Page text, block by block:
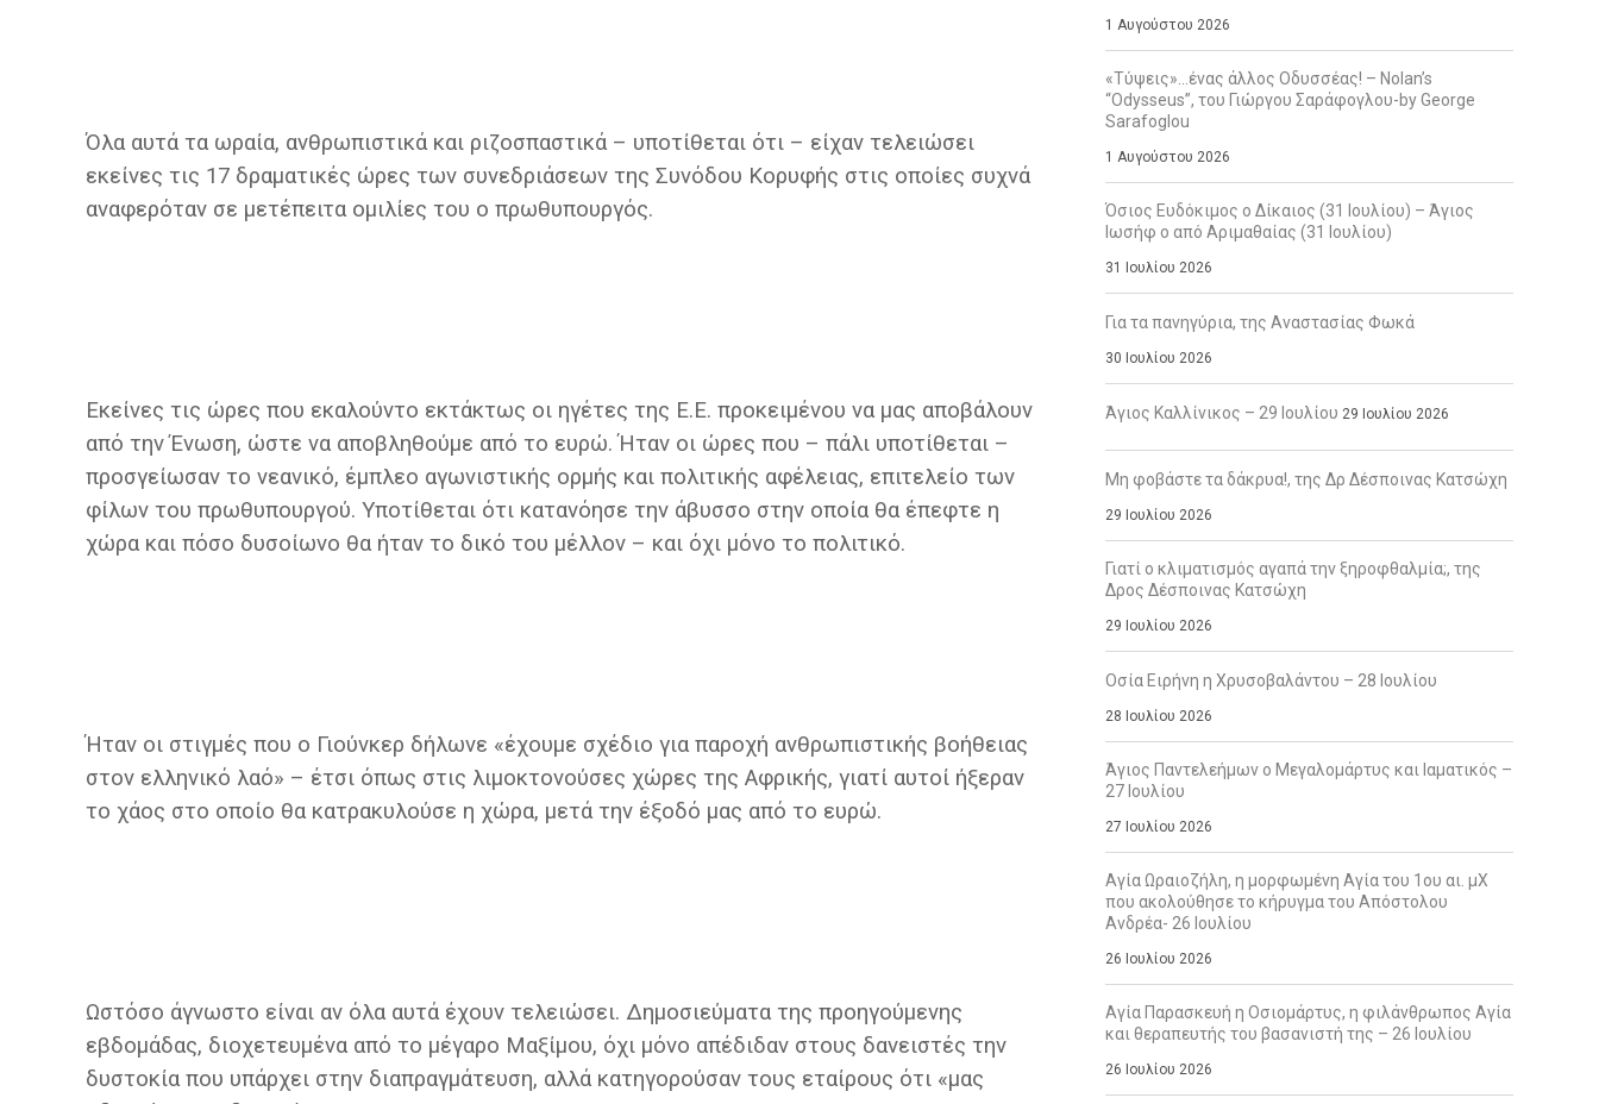
Όλα αυτά τα ωραία, ανθρωπιστικά και ριζοσπαστικά – υποτίθεται ότι – είχαν τελειώσει
εκείνες τις 17 δραματικές ώρες των συνεδριάσεων της Συνόδου Κορυφής στις οποίες συχνά
αναφερόταν σε μετέπειτα ομιλίες του ο πρωθυπουργός.
Εκείνες τις ώρες που εκαλούντο εκτάκτως οι ηγέτες της Ε.Ε. προκειμένου να μας αποβάλουν
από την Ένωση, ώστε να αποβληθούμε από το ευρώ. Ήταν οι ώρες που – πάλι υποτίθεται –
προσγείωσαν το νεανικό, έμπλεο αγωνιστικής ορμής και πολιτικής αφέλειας, επιτελείο των
φίλων του πρωθυπουργού. Υποτίθεται ότι κατανόησε την άβυσσο στην οποία θα έπεφτε η
χώρα και πόσο δυσοίωνο θα ήταν το δικό του μέλλον – και όχι μόνο το πολιτικό.
Ήταν οι στιγμές που ο Γιούνκερ δήλωνε «έχουμε σχέδιο για παροχή ανθρωπιστικής βοήθειας
στον ελληνικό λαό» – έτσι όπως στις λιμοκτονούσες χώρες της Αφρικής, γιατί αυτοί ήξεραν
το χάος στο οποίο θα κατρακυλούσε η χώρα, μετά την έξοδό μας από το ευρώ.
Ωστόσο άγνωστο είναι αν όλα αυτά έχουν τελειώσει. Δημοσιεύματα της προηγούμενης
εβδομάδας, διοχετευμένα από το μέγαρο Μαξίμου, όχι μόνο απέδιδαν στους δανειστές την
δυστοκία που υπάρχει στην διαπραγμάτευση, αλλά κατηγορούσαν τους εταίρους ότι «μας
1 Αυγούστου 2026
«Τύψεις»…ένας άλλος Οδυσσέας! – Nolan’s
“Odysseus”, του Γιώργου Σαράφογλου-by George
Sarafoglou
1 Αυγούστου 2026
Όσιος Ευδόκιμος ο Δίκαιος (31 Ιουλίου) – Άγιος
Ιωσήφ ο από Αριμαθαίας (31 Ιουλίου)
31 Ιουλίου 2026
Για τα πανηγύρια, της Αναστασίας Φωκά
30 Ιουλίου 2026
Άγιος Καλλίνικος – 29 Ιουλίου 29 Ιουλίου 2026
Μη φοβάστε τα δάκρυα!, της Δρ Δέσποινας Κατσώχη
29 Ιουλίου 2026
Γιατί ο κλιματισμός αγαπά την ξηροφθαλμία;, της
Δρος Δέσποινας Κατσώχη
29 Ιουλίου 2026
Οσία Ειρήνη η Χρυσοβαλάντου – 28 Ιουλίου
28 Ιουλίου 2026
Άγιος Παντελεήμων ο Μεγαλομάρτυς και Ιαματικός –
27 Ιουλίου
27 Ιουλίου 2026
Αγία Ωραιοζήλη, η μορφωμένη Αγία του 1ου αι. μΧ
που ακολούθησε το κήρυγμα του Απόστολου
Ανδρέα- 26 Ιουλίου
26 Ιουλίου 2026
Αγία Παρασκευή η Οσιομάρτυς, η φιλάνθρωπος Αγία
και θεραπευτής του βασανιστή της – 26 Ιουλίου
26 Ιουλίου 2026